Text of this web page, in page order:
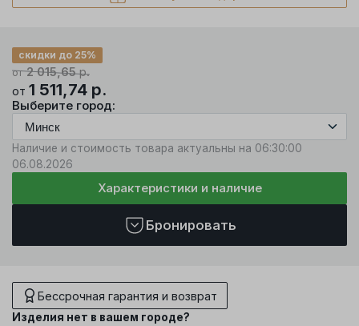
от2 015,65р.
скидки до 25%
от 1 511,74 р.
Выберите город:
Наличие и стоимость товара актуальны на 06:30:00
06.08.2026
Характеристики и наличие
Бронировать
Бессрочная гарантия и возврат
Изделия нет в вашем городе?